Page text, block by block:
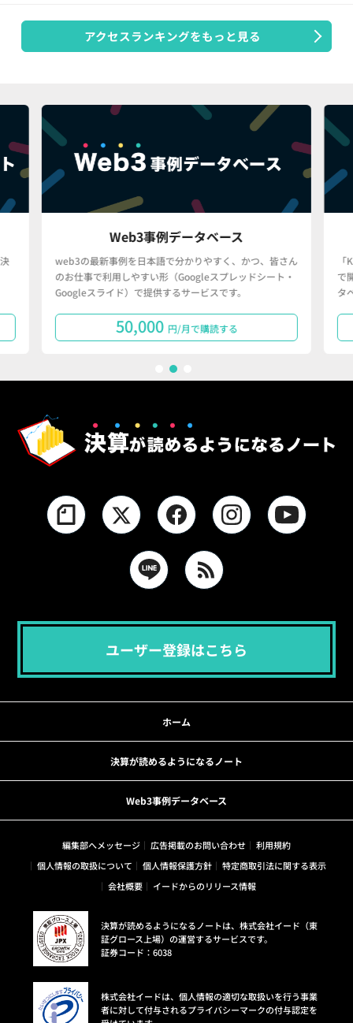
アクセスランキングをもっと見る
Web3事例データベース
web3の最新事例を日本語で分かりやすく、かつ、皆さん
のお仕事で利用しやすい形（Googleスプレッドシート・
Googleスライド）で提供するサービスです。
50,000 円/月で購読する
で
タ
ユーザー登録はこちら
ホーム
決算が読めるようになるノート
Web3事例データベース
編集部へメッセージ 広告掲載のお問い合わせ
利用規約
個人情報の取扱について
個人情報保護方針
特定商取引法に関する表示
会社概要
イードからのリリース情報
決算が読めるようになるノートは、株式会社イード（東
証グロース上場）の運営するサービスです。
証券コード：6038
株式会社イードは、個人情報の適切な取扱いを行う事業
者に対して付与されるプライバシーマークの付与認定を